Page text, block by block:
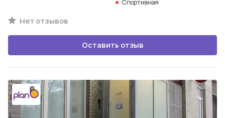
Спортивная
Нет отзывов
Оставить отзыв